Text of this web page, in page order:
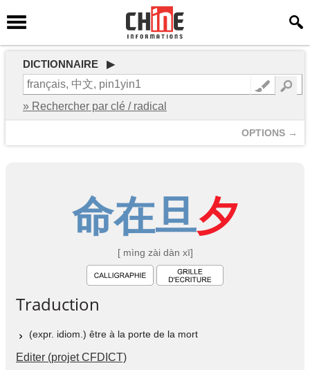
DICTIONNAIRE ▶
» Rechercher par clé / radical
OPTIONS →
命在旦夕
[ mìng zài dàn xī]
Traduction
(expr. idiom.) être à la porte de la mort
Editer (projet CFDICT)